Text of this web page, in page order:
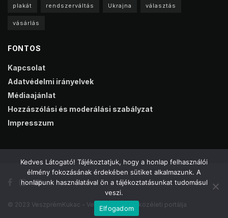
plakát rendszerváltás Ukrajna választás
vásárlás
FONTOS
Kapcsolat
Adatvédelmi irányelvek
Médiaajánlat
Hozzászólási és moderálási szabályzat
Impresszum
© 2023 VeszprémKukac - Veszprém online közéleti portálja
Kedves Látogató! Tájékoztatjuk, hogy a honlap felhasználói
élmény fokozásának érdekében sütiket alkalmazunk. A
honlapunk használatával ön a tájékoztatásunkat tudomásul
veszi.
Elfogadom